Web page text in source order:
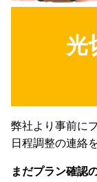
光
弊社より事前に
日程調整の連絡
まだプラン確認